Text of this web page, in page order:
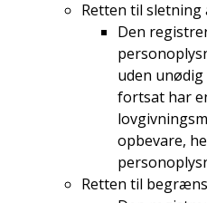
Retten til
Den
uden
fortsat har
opbevare,
Retten til